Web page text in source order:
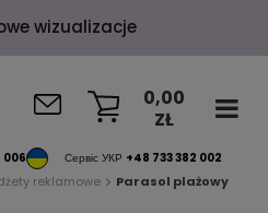
wizualizacje
006 Сервіс УКР +48 733 382 002
0,00
ZŁ
reklamowe Parasol plażowy